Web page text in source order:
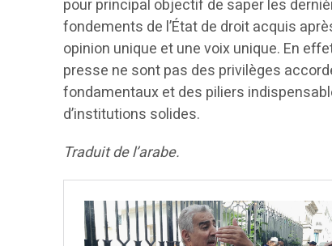
pour principal objectif de saper les
fondements de l’État de droit acquis
opinion unique et une voix unique. En
presse ne sont pas des privilèges
fondamentaux et des piliers
d’institutions solides.
Traduit de l’arabe.